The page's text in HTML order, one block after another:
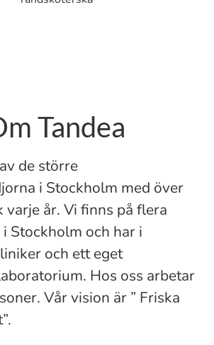
Tandea
de större
i Stockholm med över
år. Vi finns på flera
Stockholm och har i
och ett eget
Hos oss arbetar
Vår vision är ” Friska